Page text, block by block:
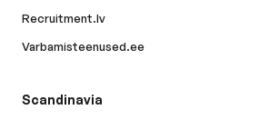
Recruitment.lv
Varbamisteenused.ee
Scandinavia